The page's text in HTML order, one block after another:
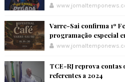
Varre-Sai confirma 1º
programação especial
TCE-RJ reprova
referentes a 2024